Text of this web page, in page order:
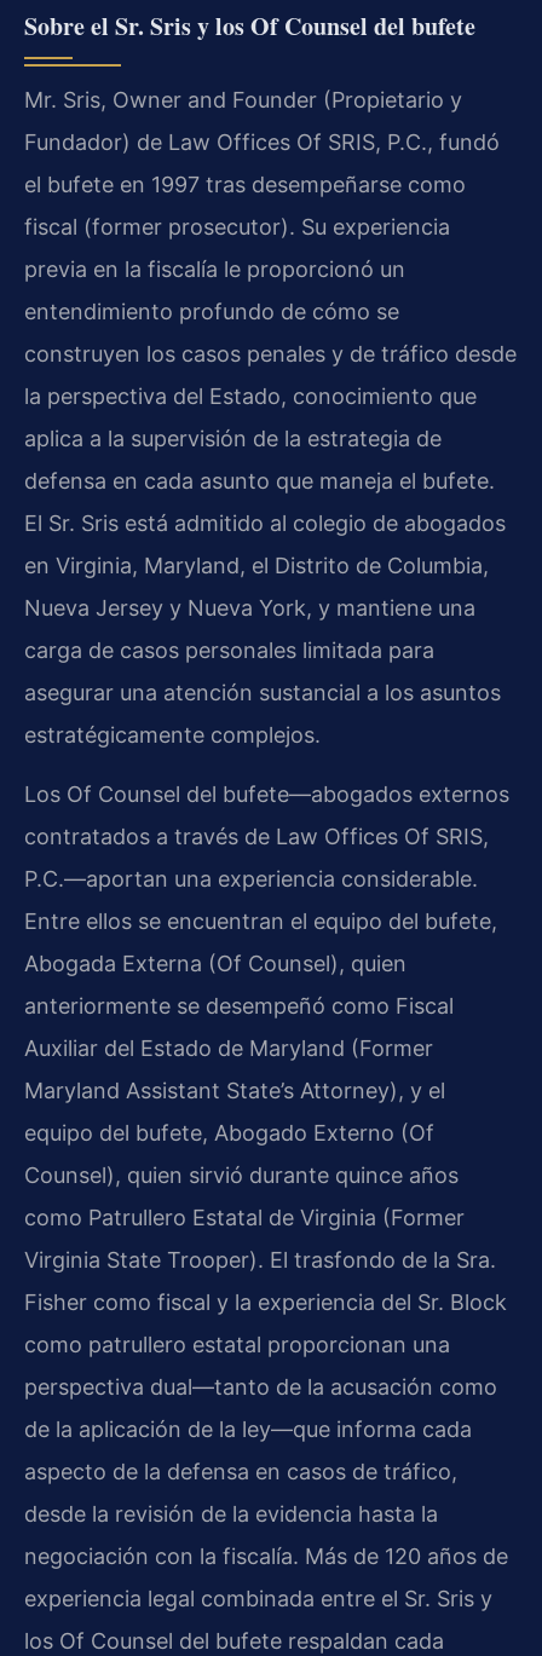
Sobre el Sr. Sris y los Of Counsel del bufete
Mr. Sris, Owner and Founder (Propietario y
Fundador) de Law Offices Of SRIS, P.C., fundó
el bufete en 1997 tras desempeñarse como
fiscal (former prosecutor). Su experiencia
previa en la fiscalía le proporcionó un
entendimiento profundo de cómo se
construyen los casos penales y de tráfico desde
la perspectiva del Estado, conocimiento que
aplica a la supervisión de la estrategia de
defensa en cada asunto que maneja el bufete.
El Sr. Sris está admitido al colegio de abogados
en Virginia, Maryland, el Distrito de Columbia,
Nueva Jersey y Nueva York, y mantiene una
carga de casos personales limitada para
asegurar una atención sustancial a los asuntos
estratégicamente complejos.
Los Of Counsel del bufete—abogados externos
contratados a través de Law Offices Of SRIS,
P.C.—aportan una experiencia considerable.
Entre ellos se encuentran el equipo del bufete,
Abogada Externa (Of Counsel), quien
anteriormente se desempeñó como Fiscal
Auxiliar del Estado de Maryland (Former
Maryland Assistant State’s Attorney), y el
equipo del bufete, Abogado Externo (Of
Counsel), quien sirvió durante quince años
como Patrullero Estatal de Virginia (Former
Virginia State Trooper). El trasfondo de la Sra.
Fisher como fiscal y la experiencia del Sr. Block
como patrullero estatal proporcionan una
perspectiva dual—tanto de la acusación como
de la aplicación de la ley—que informa cada
aspecto de la defensa en casos de tráfico,
desde la revisión de la evidencia hasta la
negociación con la fiscalía. Más de 120 años de
experiencia legal combinada entre el Sr. Sris y
los Of Counsel del bufete respaldan cada